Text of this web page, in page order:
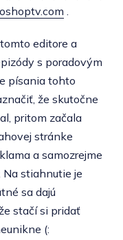
.
editore a
s poradovým
písania tohto
že skutočne
pritom začala
stránke
a samozrejme
Na stiahnutie je
sa dajú
stačí si pridať
(: